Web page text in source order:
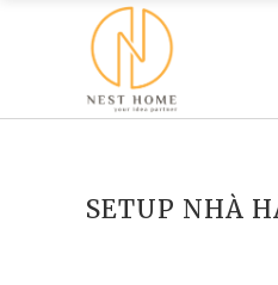
SETUP NHÀ